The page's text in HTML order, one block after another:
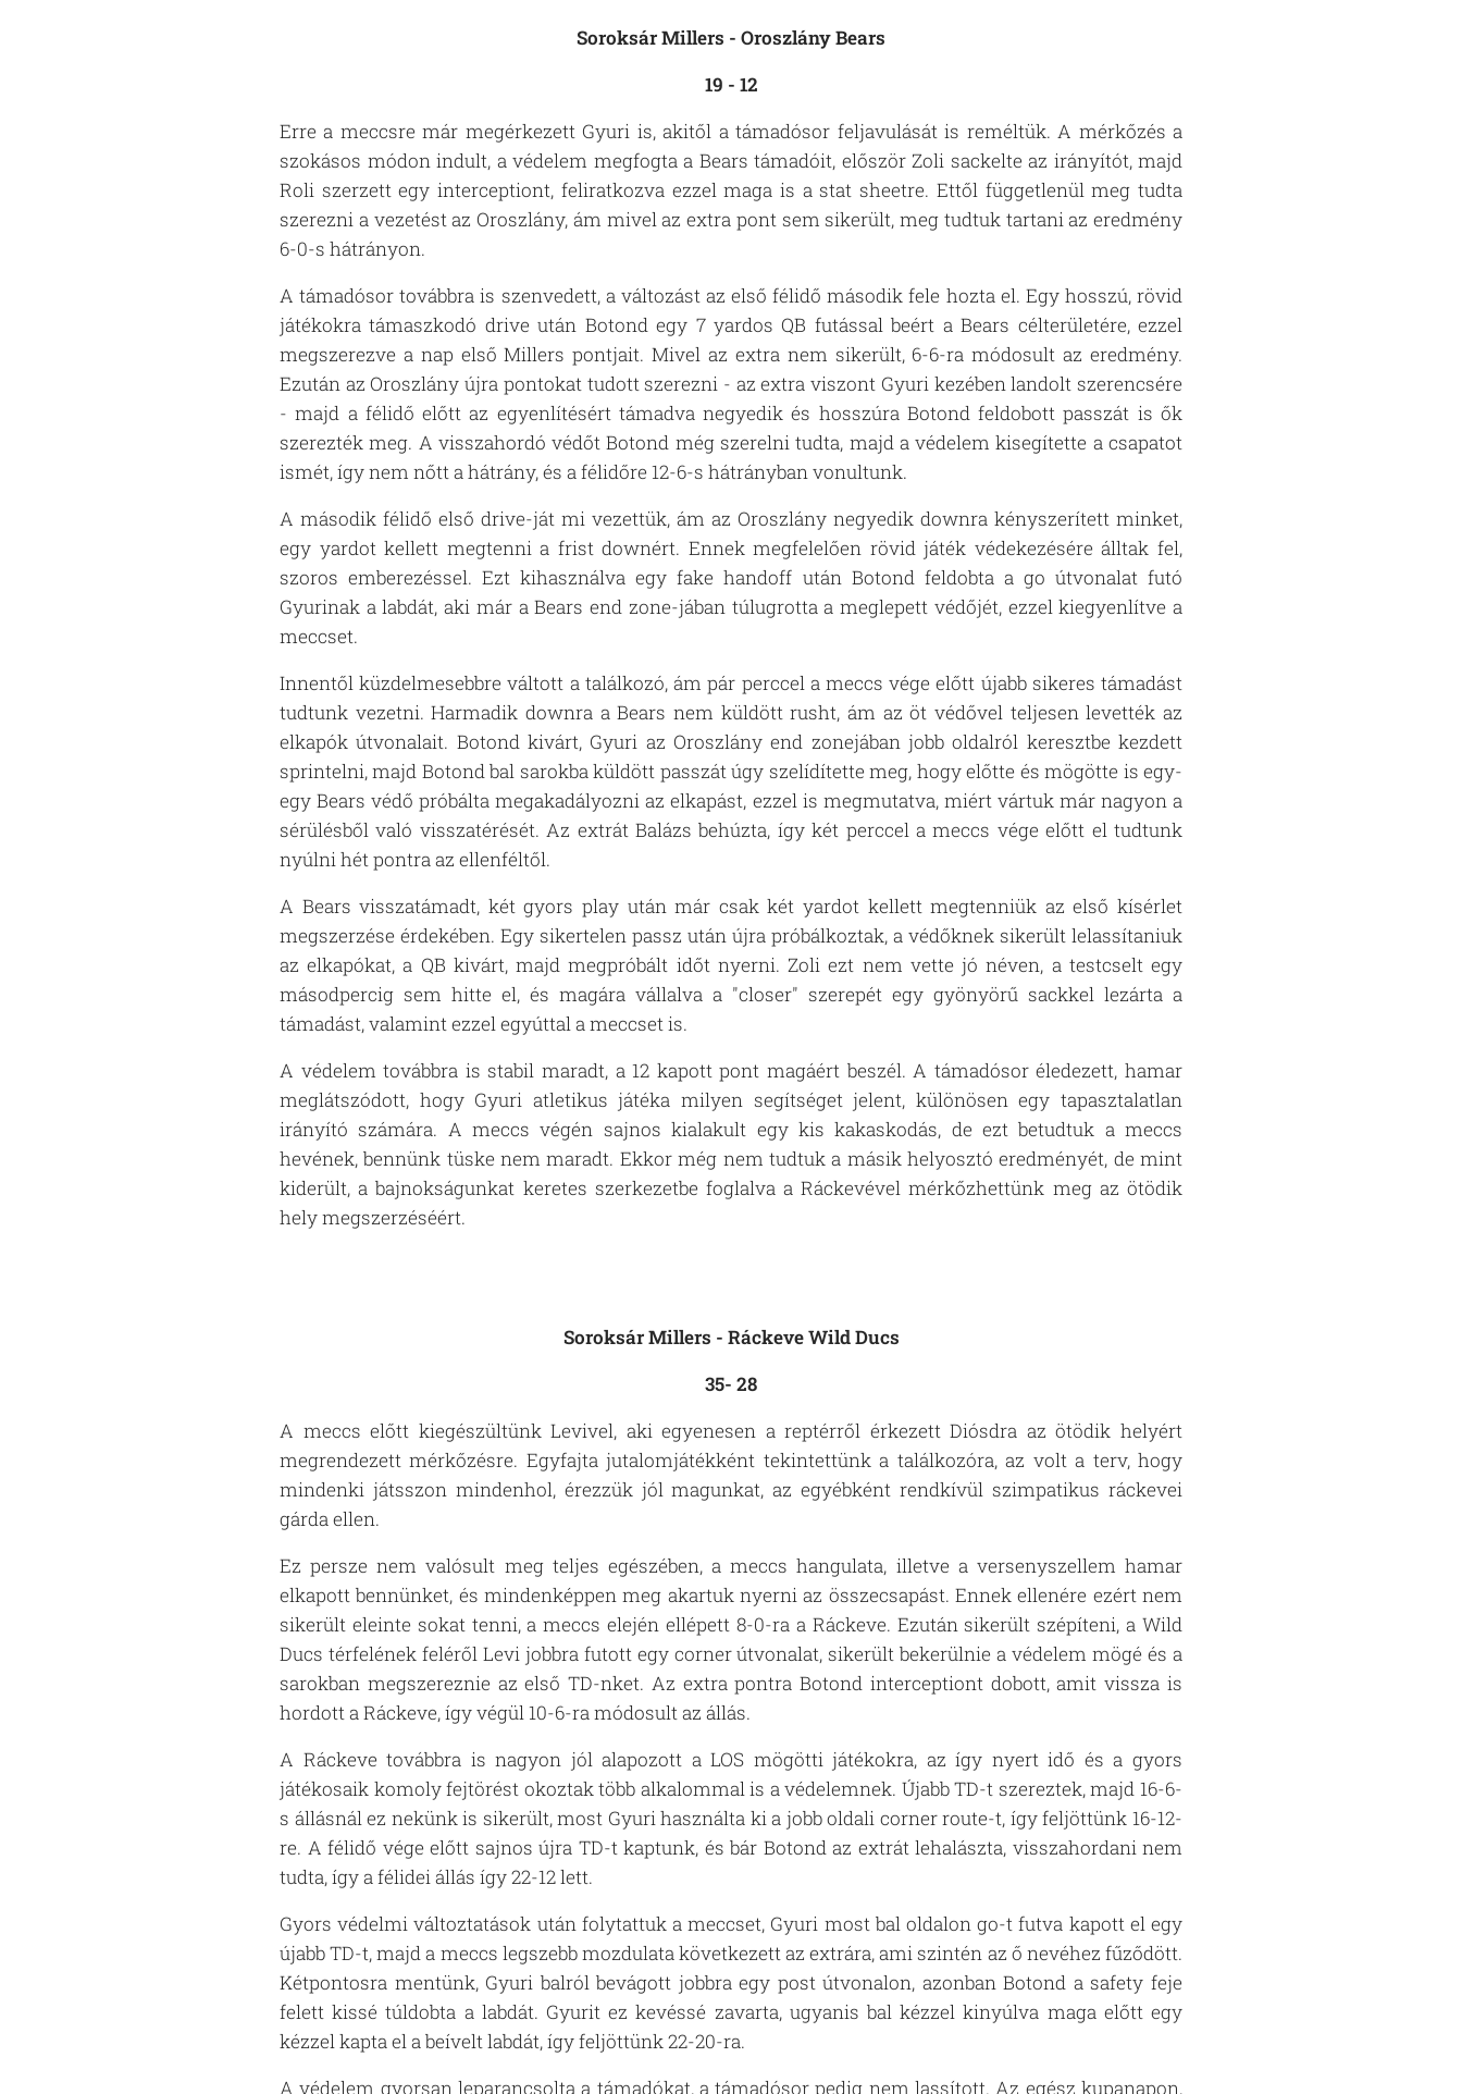
Soroksár Millers - Oroszlány Bears
19 - 12
Erre a meccsre már megérkezett Gyuri is, akitől a támadósor feljavulását is reméltük. A mérkőzés a
szokásos módon indult, a védelem megfogta a Bears támadóit, először Zoli sackelte az irányítót, majd
Roli szerzett egy interceptiont, feliratkozva ezzel maga is a stat sheetre. Ettől függetlenül meg tudta
szerezni a vezetést az Oroszlány, ám mivel az extra pont sem sikerült, meg tudtuk tartani az eredmény
6-0-s hátrányon.
A támadósor továbbra is szenvedett, a változást az első félidő második fele hozta el. Egy hosszú, rövid
játékokra támaszkodó drive után Botond egy 7 yardos QB futással beért a Bears célterületére, ezzel
megszerezve a nap első Millers pontjait. Mivel az extra nem sikerült, 6-6-ra módosult az eredmény.
Ezután az Oroszlány újra pontokat tudott szerezni - az extra viszont Gyuri kezében landolt szerencsére
- majd a félidő előtt az egyenlítésért támadva negyedik és hosszúra Botond feldobott passzát is ők
szerezték meg. A visszahordó védőt Botond még szerelni tudta, majd a védelem kisegítette a csapatot
ismét, így nem nőtt a hátrány, és a félidőre 12-6-s hátrányban vonultunk.
A második félidő első drive-ját mi vezettük, ám az Oroszlány negyedik downra kényszerített minket,
egy yardot kellett megtenni a frist downért. Ennek megfelelően rövid játék védekezésére álltak fel,
szoros emberezéssel. Ezt kihasználva egy fake handoff után Botond feldobta a go útvonalat futó
Gyurinak a labdát, aki már a Bears end zone-jában túlugrotta a meglepett védőjét, ezzel kiegyenlítve a
meccset.
Innentől küzdelmesebbre váltott a találkozó, ám pár perccel a meccs vége előtt újabb sikeres támadást
tudtunk vezetni. Harmadik downra a Bears nem küldött rusht, ám az öt védővel teljesen levették az
elkapók útvonalait. Botond kivárt, Gyuri az Oroszlány end zonejában jobb oldalról keresztbe kezdett
sprintelni, majd Botond bal sarokba küldött passzát úgy szelídítette meg, hogy előtte és mögötte is egy-
egy Bears védő próbálta megakadályozni az elkapást, ezzel is megmutatva, miért vártuk már nagyon a
sérülésből való visszatérését. Az extrát Balázs behúzta, így két perccel a meccs vége előtt el tudtunk
nyúlni hét pontra az ellenféltől.
A Bears visszatámadt, két gyors play után már csak két yardot kellett megtenniük az első kísérlet
megszerzése érdekében. Egy sikertelen passz után újra próbálkoztak, a védőknek sikerült lelassítaniuk
az elkapókat, a QB kivárt, majd megpróbált időt nyerni. Zoli ezt nem vette jó néven, a testcselt egy
másodpercig sem hitte el, és magára vállalva a "closer" szerepét egy gyönyörű sackkel lezárta a
támadást, valamint ezzel egyúttal a meccset is.
A védelem továbbra is stabil maradt, a 12 kapott pont magáért beszél. A támadósor éledezett, hamar
meglátszódott, hogy Gyuri atletikus játéka milyen segítséget jelent, különösen egy tapasztalatlan
irányító számára. A meccs végén sajnos kialakult egy kis kakaskodás, de ezt betudtuk a meccs
hevének, bennünk tüske nem maradt. Ekkor még nem tudtuk a másik helyosztó eredményét, de mint
kiderült, a bajnokságunkat keretes szerkezetbe foglalva a Ráckevével mérkőzhettünk meg az ötödik
hely megszerzéséért.
Soroksár Millers - Ráckeve Wild Ducs
35- 28
A meccs előtt kiegészültünk Levivel, aki egyenesen a reptérről érkezett Diósdra az ötödik helyért
megrendezett mérkőzésre. Egyfajta jutalomjátékként tekintettünk a találkozóra, az volt a terv, hogy
mindenki játsszon mindenhol, érezzük jól magunkat, az egyébként rendkívül szimpatikus ráckevei
gárda ellen.
Ez persze nem valósult meg teljes egészében, a meccs hangulata, illetve a versenyszellem hamar
elkapott bennünket, és mindenképpen meg akartuk nyerni az összecsapást. Ennek ellenére ezért nem
sikerült eleinte sokat tenni, a meccs elején ellépett 8-0-ra a Ráckeve. Ezután sikerült szépíteni, a Wild
Ducs térfelének feléről Levi jobbra futott egy corner útvonalat, sikerült bekerülnie a védelem mögé és a
sarokban megszereznie az első TD-nket. Az extra pontra Botond interceptiont dobott, amit vissza is
hordott a Ráckeve, így végül 10-6-ra módosult az állás.
A Ráckeve továbbra is nagyon jól alapozott a LOS mögötti játékokra, az így nyert idő és a gyors
játékosaik komoly fejtörést okoztak több alkalommal is a védelemnek. Újabb TD-t szereztek, majd 16-6-
s állásnál ez nekünk is sikerült, most Gyuri használta ki a jobb oldali corner route-t, így feljöttünk 16-12-
re. A félidő vége előtt sajnos újra TD-t kaptunk, és bár Botond az extrát lehalászta, visszahordani nem
tudta, így a félidei állás így 22-12 lett.
Gyors védelmi változtatások után folytattuk a meccset, Gyuri most bal oldalon go-t futva kapott el egy
újabb TD-t, majd a meccs legszebb mozdulata következett az extrára, ami szintén az ő nevéhez fűződött.
Kétpontosra mentünk, Gyuri balról bevágott jobbra egy post útvonalon, azonban Botond a safety feje
felett kissé túldobta a labdát. Gyurit ez kevéssé zavarta, ugyanis bal kézzel kinyúlva maga előtt egy
kézzel kapta el a beívelt labdát, így feljöttünk 22-20-ra.
A védelem gyorsan leparancsolta a támadókat, a támadósor pedig nem lassított. Az egész kupanapon,